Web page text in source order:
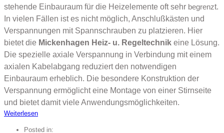
stehende Einbauraum für die Heizelemente oft sehr begrenzt.
In vielen Fällen ist es nicht möglich, Anschlußkästen und
Verspannungen mit Spannschrauben zu platzieren. Hier
bietet die Mickenhagen Heiz- u. Regeltechnik eine Lösung.
Die spezielle axiale Verspannung in Verbindung mit einem
axialen Kabelabgang reduziert den notwendigen
Einbauraum erheblich. Die besondere Konstruktion der
Verspannung ermöglicht eine Montage von einer Stirnseite
und bietet damit viele Anwendungsmöglichkeiten.
Weiterlesen
Posted in: